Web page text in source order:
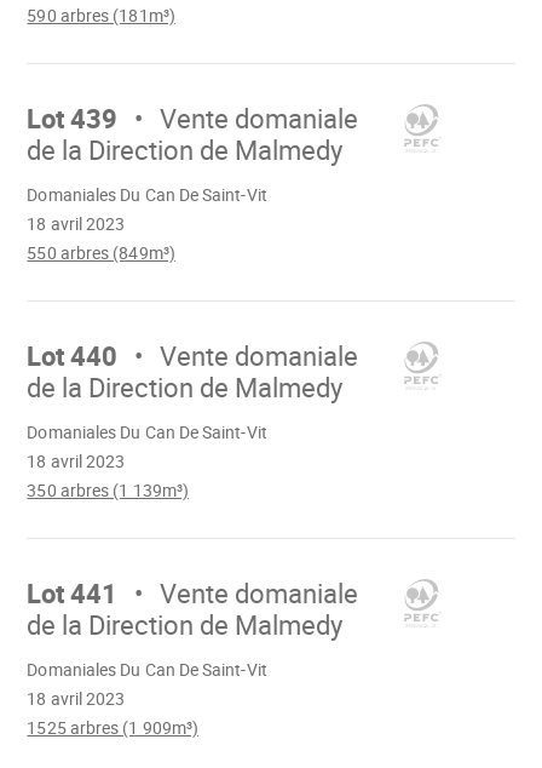
590 arbres (181m³)
Aller
Lot 439
Vente domaniale
de la Direction de Malmedy
18 avril 2023
Domaniales Du Can De Saint-Vit
550 arbres (849m³)
Aller
Lot 440
Vente domaniale
de la Direction de Malmedy
18 avril 2023
Domaniales Du Can De Saint-Vit
350 arbres (1 139m³)
Aller
Lot 441
Vente domaniale
de la Direction de Malmedy
18 avril 2023
Domaniales Du Can De Saint-Vit
1525 arbres (1 909m³)